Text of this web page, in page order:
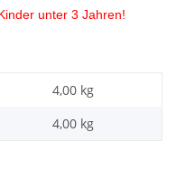
unter 3 Jahren!
4,00 kg
4,00 kg